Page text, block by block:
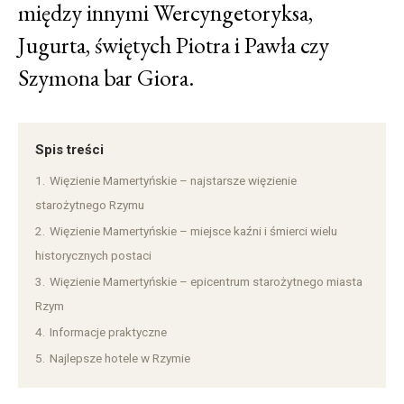
między innymi Wercyngetoryksa,
Jugurta, świętych Piotra i Pawła czy
Szymona bar Giora.
Spis treści
1.
Więzienie Mamertyńskie – najstarsze więzienie
starożytnego Rzymu
2.
Więzienie Mamertyńskie – miejsce kaźni i śmierci wielu
historycznych postaci
3.
Więzienie Mamertyńskie – epicentrum starożytnego miasta
Rzym
4. Informacje praktyczne
5. Najlepsze hotele w Rzymie